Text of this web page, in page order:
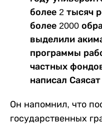
более 2 тысяч
более 2000
выделили
программы
частных
написал
Он напомнил, что
государственных